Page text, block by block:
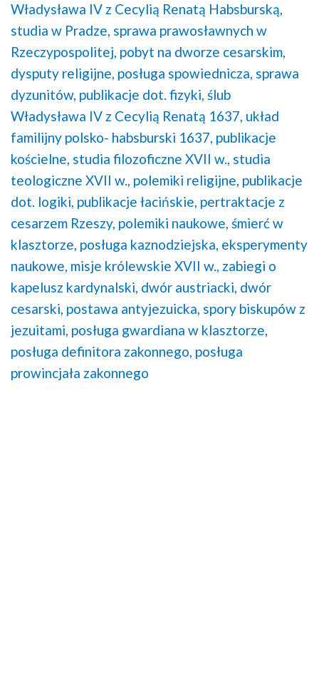
Władysława IV z Cecylią Renatą Habsburską,
studia w Pradze, sprawa prawosławnych w
Rzeczypospolitej, pobyt na dworze cesarskim,
dysputy religijne, posługa spowiednicza, sprawa
dyzunitów, publikacje dot. fizyki, ślub
Władysława IV z Cecylią Renatą 1637, układ
familijny polsko- habsburski 1637, publikacje
kościelne, studia filozoficzne XVII w., studia
teologiczne XVII w., polemiki religijne, publikacje
dot. logiki, publikacje łacińskie, pertraktacje z
cesarzem Rzeszy, polemiki naukowe, śmierć w
klasztorze, posługa kaznodziejska, eksperymenty
naukowe, misje królewskie XVII w., zabiegi o
kapelusz kardynalski, dwór austriacki, dwór
cesarski, postawa antyjezuicka, spory biskupów z
jezuitami, posługa gwardiana w klasztorze,
posługa definitora zakonnego, posługa
prowincjała zakonnego